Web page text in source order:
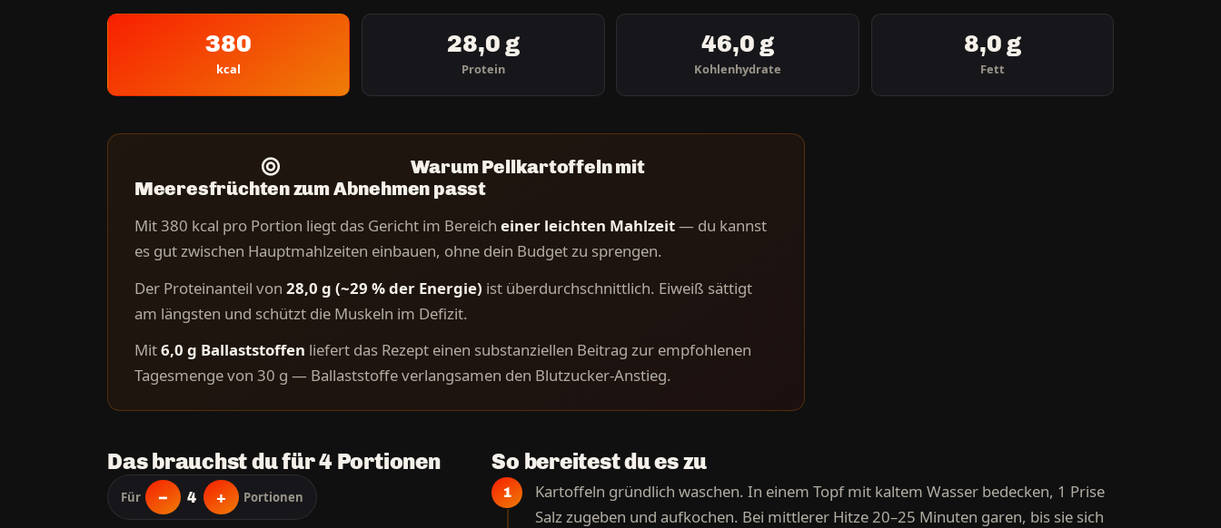
380
kcal
28,0 g
Protein
46,0 g
Kohlenhydrate
8,0 g
Fett
Warum Pellkartoffeln mit
Meeresfrüchten zum Abnehmen passt
Mit 380 kcal pro Portion liegt das Gericht im Bereich einer leichten Mahlzeit— du kannst
es gut zwischen Hauptmahlzeiten einbauen, ohne dein Budget zu sprengen.
Der Proteinanteil von 28,0 g (~29 % der Energie) ist überdurchschnittlich. Eiweiß sättigt
am längsten und schützt die Muskeln im Defizit.
Mit6,0 g Ballaststoffen liefert das Rezept einen substanziellen Beitrag zur empfohlenen
Tagesmenge von 30 g — Ballaststoffe verlangsamen den Blutzucker-Anstieg.
Das brauchst du für 4 Portionen
Für − 4 + Portionen
So bereitest du es zu
Kartoffeln gründlich waschen. In einem Topf mit kaltem Wasser bedecken, 1 Prise
Salz zugeben und aufkochen. Bei mittlerer Hitze 20–25 Minuten garen, bis sie sich